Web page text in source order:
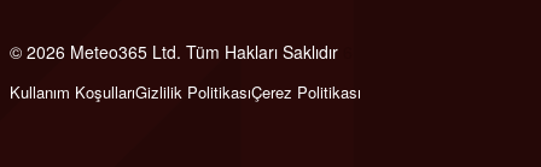
© 2026 Meteo365 Ltd. Tüm Hakları Saklıdır
Kullanım KoşullarıGizlilik PolitikasıÇerez Politikası